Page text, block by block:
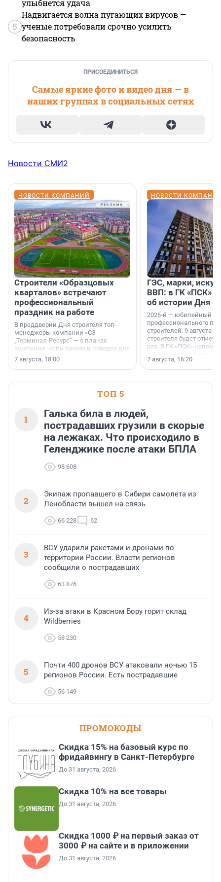
улыбнется удача
5
Надвигается волна пугающих вирусов —
ученые потребовали срочно усилить
безопасность
ПРИСОЕДИНИТЬСЯ
Самые яркие фото и видео дня — в
наших группах в социальных сетях
Новости СМИ2
НОВОСТИ КОМПАНИЙ
Строители «Образцовых
кварталов» встречают
профессиональный
праздник на работе
В преддверии Дня строителя топ-
менеджеры компании «СЗ
„Терминал-Ресурс“ — о планах
компании, испытаниях и поводах для
осторожного оптимизма.
7 августа, 18:00
НОВОСТИ
ГЭС, марки,
ВВП: в ГК «ПСК»
об истории Дня
2026-й — юбилейный
профессионального
строителей. 9 августа
строителя будет
раз. В ГК «ПСК»
поменялась роль
7 августа, 16:20
ТОП 5
1
Галька била в людей,
пострадавших грузили в скорые
на лежаках. Что происходило в
Геленджике после атаки БПЛА
98 608
2
Экипаж пропавшего в Сибири самолета из
Ленобласти вышел на связь
66 228 62
3
ВСУ ударили ракетами и дронами по
территории России. Власти регионов
сообщили о пострадавших
63 876
4
Из-за атаки в Красном Бору горит склад
Wildberries
58 230
5
Почти 400 дронов ВСУ атаковали ночью 15
регионов России. Есть пострадавшие
56 149
ПРОМОКОДЫ
Скидка 15% на базовый курс по
фридайвингу в Санкт-Петербурге
До 31 августа, 2026
Скидка 10% на все товары
До 31 августа, 2026
Скидка 1000 ₽ на первый заказ от
3000 ₽ на сайте и в приложении
До 31 августа, 2026